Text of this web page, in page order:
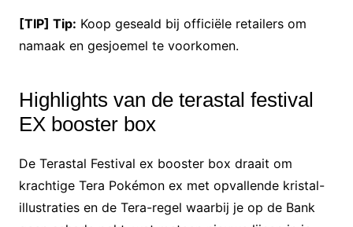
[TIP] Tip: Koop geseald bij officiële retailers om
namaak en gesjoemel te voorkomen.
Highlights van de terastal festival
EX booster box
De Terastal Festival ex booster box draait om
krachtige Tera Pokémon ex met opvallende kristal-
illustraties en de Tera-regel waarbij je op de Bank